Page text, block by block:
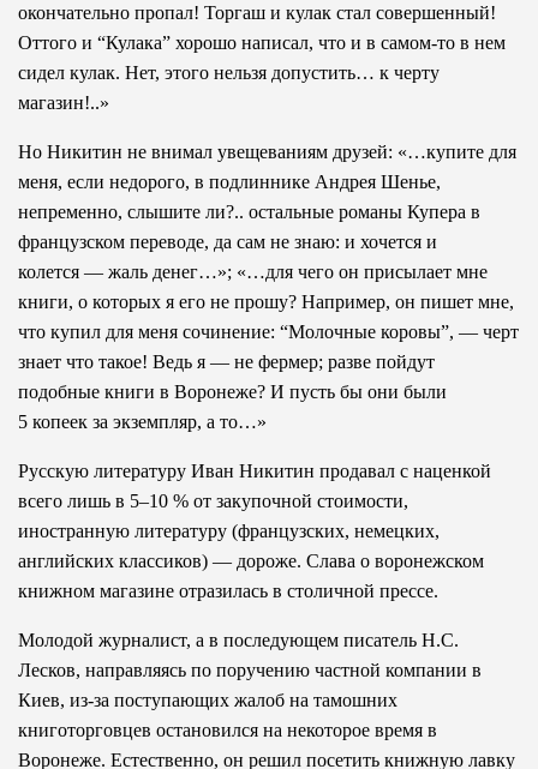
окончательно пропал! Торгаш и кулак стал совершенный!
Оттого и “Кулака” хорошо написал, что и в самом-то в нем
сидел кулак. Нет, этого нельзя допустить… к черту
магазин!..»
Но Никитин не внимал увещеваниям друзей: «…купите для
меня, если недорого, в подлиннике Андрея Шенье,
непременно, слышите ли?.. остальные романы Купера в
французском переводе, да сам не знаю: и хочется и
колется — жаль денег…»; «…для чего он присылает мне
книги, о которых я его не прошу? Например, он пишет мне,
что купил для меня сочинение: “Молочные коровы”, — черт
знает что такое! Ведь я — не фермер; разве пойдут
подобные книги в Воронеже? И пусть бы они были
5 копеек за экземпляр, а то…»
Русскую литературу Иван Никитин продавал с наценкой
всего лишь в 5–10 % от закупочной стоимости,
иностранную литературу (французских, немецких,
английских классиков) — дороже. Слава о воронежском
книжном магазине отразилась в столичной прессе.
Молодой журналист, а в последующем писатель Н.С.
Лесков, направляясь по поручению частной компании в
Киев, из-за поступающих жалоб на тамошних
книготорговцев остановился на некоторое время в
Воронеже. Естественно, он решил посетить книжную лавку